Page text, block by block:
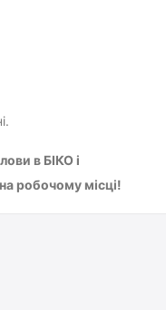
в БІКО і
робочому місці!